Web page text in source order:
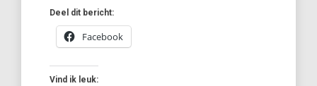
Deel dit bericht:
Facebook
Vind ik leuk: